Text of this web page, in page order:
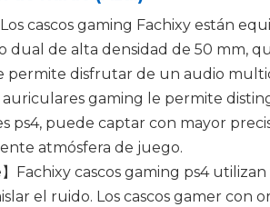
cascos gaming Fachixy están
dual de alta densidad de 50 mm,
permite disfrutar de un audio
gaming le permite
ps4, puede captar con mayor
atmósfera de juego.
Fachixy cascos gaming ps4
el ruido. Los cascos gamer con